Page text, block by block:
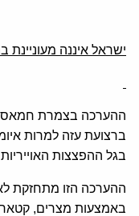
ישראל איננה
ההערכה בצמרת חמאס
ברצועת עזה למרות
בגל ההפצצות האוייריות
ההערכה הזו מתחזקת
באמצעות מצרים, קטאר